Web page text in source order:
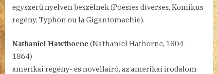
egyszerű nyelven beszélnek (Poésies diverses, Komikus
regény, Typhon ou la Gigantomachie).
Nathaniel Hawthorne (Nathaniel Hathorne, 1804-
1864)
amerikai regény- és novellaíró, az amerikai irodalom